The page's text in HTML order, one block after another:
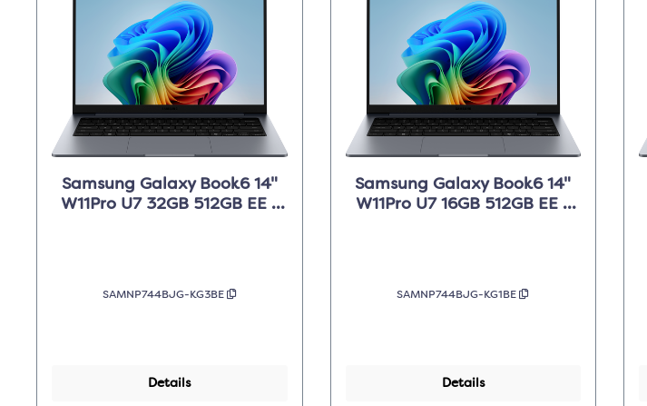
Samsung Galaxy Book6 14"
W11Pro U7 32GB 512GB EE -
SAMNP744BJG-KG3BE
Details
Samsung Galaxy Book6 14"
W11Pro U7 16GB 512GB EE -
SAMNP744BJG-KG1BE
Details